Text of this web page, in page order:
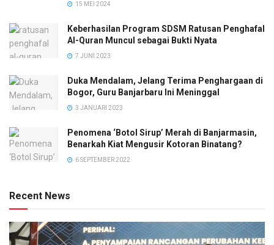
15 MEI 2024
Keberhasilan Program SDSM Ratusan Penghafal
Al-Quran Muncul sebagai Bukti Nyata
7 JUNI 2023
Duka Mendalam, Jelang Terima Penghargaan di
Bogor, Guru Banjarbaru Ini Meninggal
3 JANUARI 2023
Penomena ‘Botol Sirup’ Merah di Banjarmasin,
Benarkah Kiat Mengusir Kotoran Binatang?
6 SEPTEMBER 2022
Recent News